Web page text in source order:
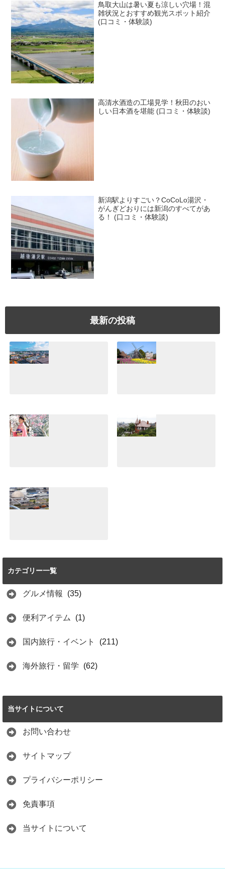
鳥取大山は暑い夏も涼しい穴場！混
雑状況とおすすめ観光スポット紹介
(口コミ・体験談)
高清水酒造の工場見学！秋田のおい
しい日本酒を堪能 (口コミ・体験談)
新潟駅よりすごい？CoCoLo湯沢・
がんぎどおりには新潟のすべてがあ
る！ (口コミ・体験談)
最新の投稿
でぜひ行きたいシ
ョッピングスポッ
トはココだ♪
ーマパークの魅
力！誰と行っても
楽しめてすご
き♪レンタルショ
ップとおすすめグ
ルメ紹介
はイルカショーと
ド
2021.06.15
カテゴリー一覧
グルメ情報 (35)
便利アイテム (1)
国内旅行・イベント (211)
海外旅行・留学 (62)
当サイトについて
お問い合わせ
サイトマップ
プライバシーポリシー
免責事項
当サイトについて